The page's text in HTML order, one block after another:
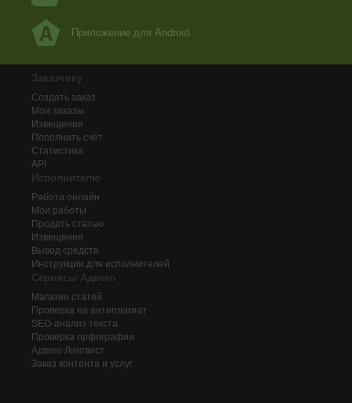
Приложение для Android
Заказчику
Создать заказ
Мои заказы
Извещения
Пополнить счёт
Статистика
API
Исполнителю
Работа онлайн
Мои работы
Продать статью
Извещения
Вывод средств
Инструкции для исполнителей
Сервисы Адвего
Магазин статей
Проверка на антиплагиат
SEO-анализ текста
Проверка орфографии
Адвего Лингвист
Заказ контента и услуг